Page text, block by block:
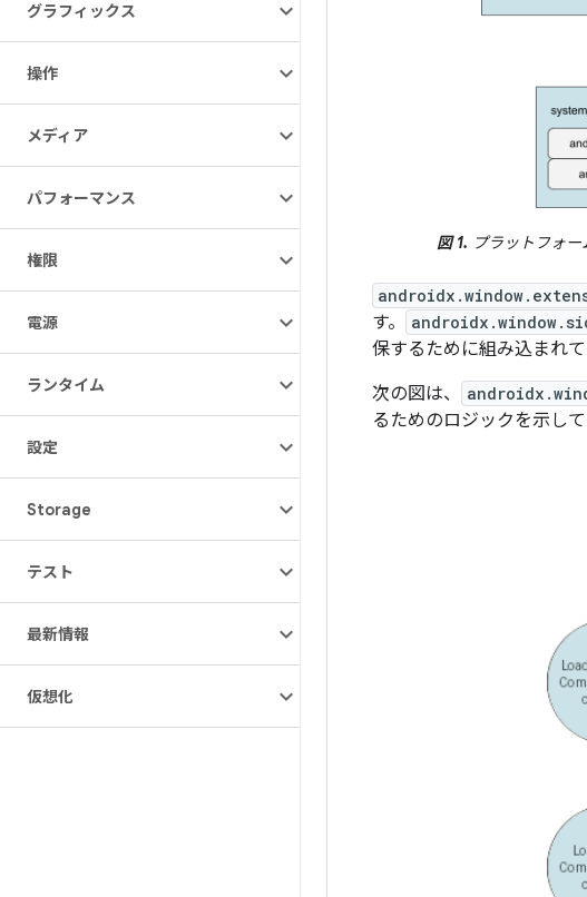
グラフィックス
操作
メディア
パフォーマンス
権限
電源
ランタイム
設定
Storage
テスト
最新情報
仮想化
図 1. プラットフォ
す。
保するために組み込まれ
次の図は、
るためのロジックを示して